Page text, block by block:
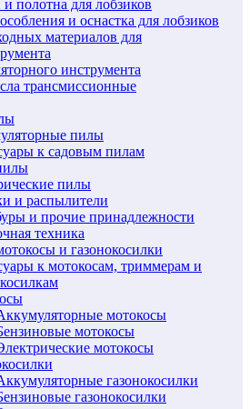
полотна для лобзиков
и оснастка для лобзиков
материалов для
инструмента
трансмиссионные
пилы
к садовым пилам
пилы
и распылители
и прочие принадлежности
техника
и газонокосилки
к мотокосам, триммерам и
мотокосы
мотокосы
мотокосы
газонокосилки
газонокосилки